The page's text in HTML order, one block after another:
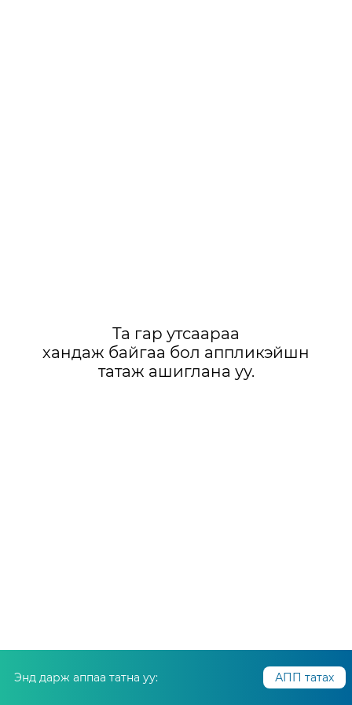
Та гар утсаараа
хандаж байгаа бол аппликэйшн
татаж ашиглана уу.
Энд дарж аппаа татна уу: АПП татах